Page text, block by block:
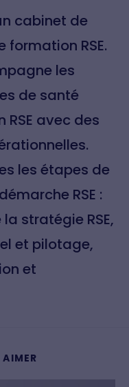
cabinet de
RSE.
les
de santé
avec des
les étapes de
RSE :
stratégie RSE,
et pilotage,
et